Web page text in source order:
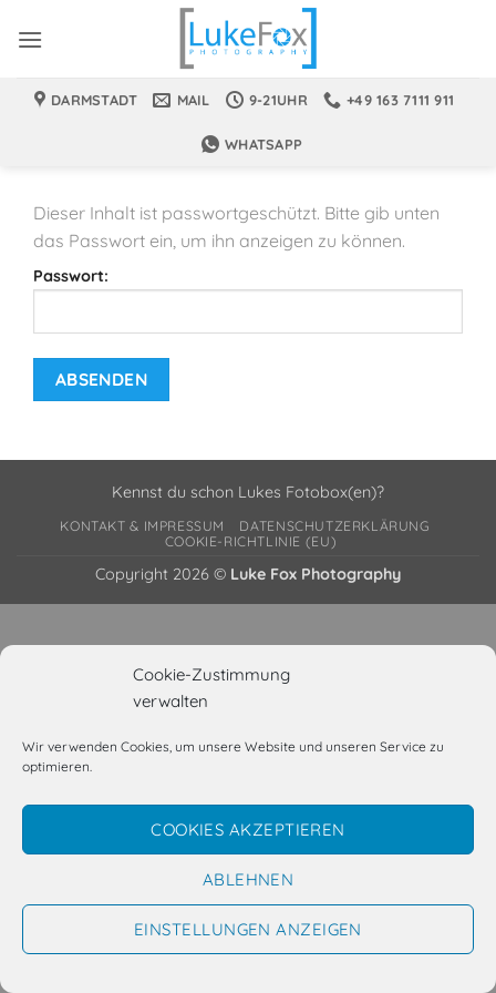
Cookie-Zustimmung
verwalten
Wir verwenden Cookies, um unsere Website und unseren Service zu
optimieren.
COOKIES AKZEPTIEREN
ABLEHNEN
EINSTELLUNGEN ANZEIGEN
Inhalt
DARMSTADT MAIL 9-21UHR +49 163 7111 911
WHATSAPP
Dieser Inhalt ist passwortgeschützt. Bitte gib unten
das Passwort ein, um ihn anzeigen zu können.
Passwort:
Kennst du schon Lukes Fotobox(en)?
KONTAKT & IMPRESSUM
DATENSCHUTZERKLÄRUNG
COOKIE-RICHTLINIE (EU)
Copyright 2026 © Luke Fox Photography